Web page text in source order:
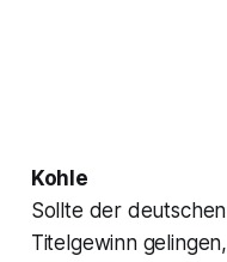
Kohle
Sollte der
Titelgewinn